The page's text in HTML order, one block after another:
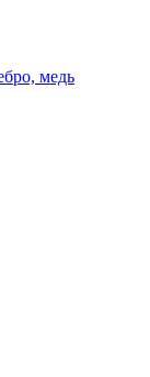
медь